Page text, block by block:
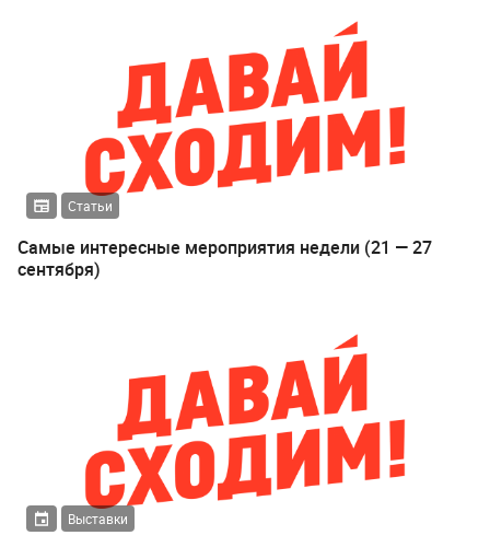
Статьи
Самые интересные мероприятия недели (21 — 27
сентября)
Выставки